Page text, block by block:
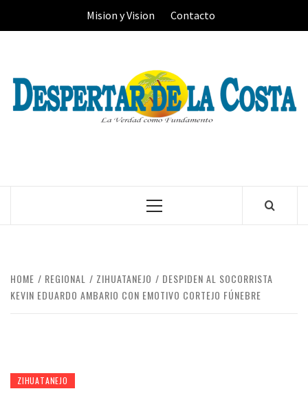
Mision y Vision Contacto
Primary
HOME REGIONAL ZIHUATANEJO
DESPIDEN AL SOCORRISTA
KEVIN EDUARDO AMBARIO CON EMOTIVO CORTEJO FÚNEBRE
ZIHUATANEJO